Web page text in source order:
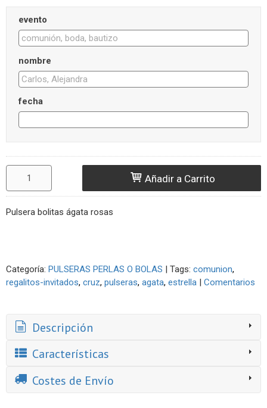
evento
nombre
fecha
Añadir a Carrito
Pulsera bolitas ágata rosas
Categoría: PULSERAS PERLAS O BOLAS | Tags: comunion
regalitos-invitados cruz pulseras agata estrella | Comentarios
Descripción
Características
Costes de Envío